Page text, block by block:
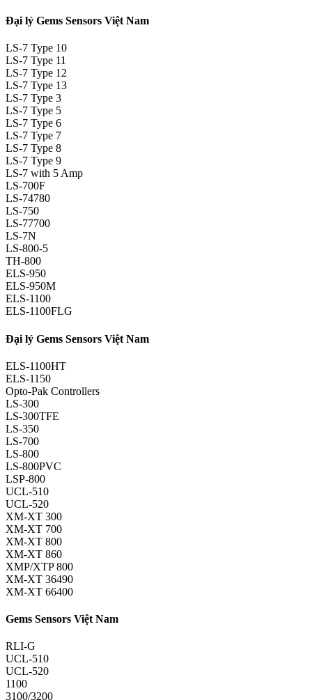
Đại lý Gems Sensors Việt Nam
LS-7 Type 10
LS-7 Type 11
LS-7 Type 12
LS-7 Type 13
LS-7 Type 3
LS-7 Type 5
LS-7 Type 6
LS-7 Type 7
LS-7 Type 8
LS-7 Type 9
LS-7 with 5 Amp
LS-700F
LS-74780
LS-750
LS-77700
LS-7N
LS-800-5
TH-800
ELS-950
ELS-950M
ELS-1100
ELS-1100FLG
Đại lý Gems Sensors Việt Nam
ELS-1100HT
ELS-1150
Opto-Pak Controllers
LS-300
LS-300TFE
LS-350
LS-700
LS-800
LS-800PVC
LSP-800
UCL-510
UCL-520
XM-XT 300
XM-XT 700
XM-XT 800
XM-XT 860
XMP/XTP 800
XM-XT 36490
XM-XT 66400
Gems Sensors Việt Nam
RLI-G
UCL-510
UCL-520
1100
3100/3200